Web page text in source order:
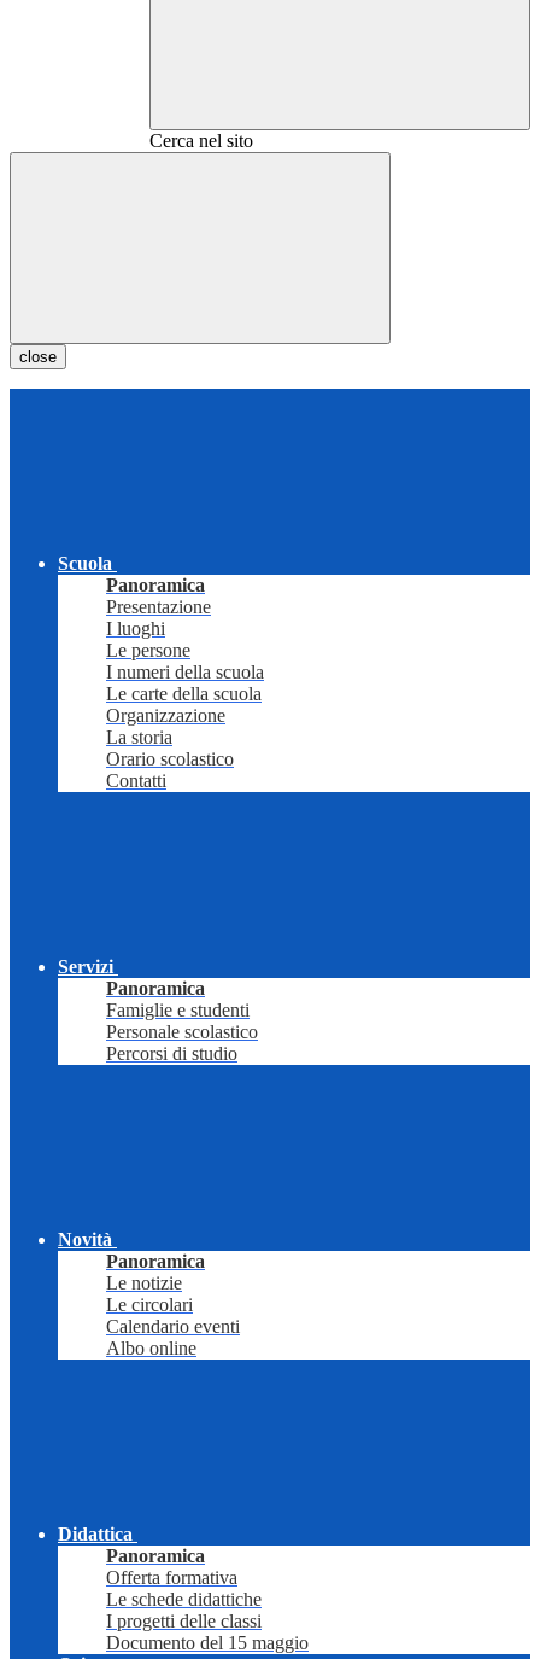
Cerca nel sito
close
Scuola
Panoramica
Presentazione
I luoghi
Le persone
I numeri della scuola
Le carte della scuola
Organizzazione
La storia
Orario scolastico
Contatti
Servizi
Panoramica
Famiglie e studenti
Personale scolastico
Percorsi di studio
Novità
Panoramica
Le notizie
Le circolari
Calendario eventi
Albo online
Didattica
Panoramica
Offerta formativa
Le schede didattiche
I progetti delle classi
Documento del 15 maggio